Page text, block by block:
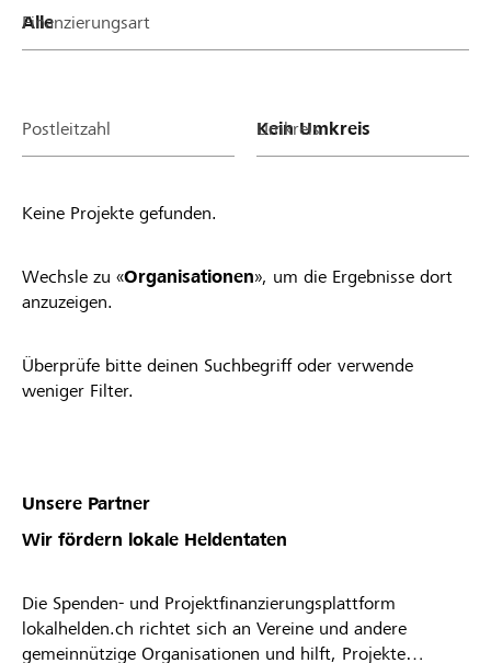
Finanzierungsart
Postleitzahl Umkreis
Keine Projekte gefunden.
Wechsle zu «Organisationen», um die Ergebnisse dort
anzuzeigen.
Überprüfe bitte deinen Suchbegriff oder verwende
weniger Filter.
Unsere Partner
Wir fördern lokale Heldentaten
Die Spenden- und Projektfinanzierungsplattform
lokalhelden.ch richtet sich an Vereine und andere
gemeinnützige Organisationen und hilft, Projekte